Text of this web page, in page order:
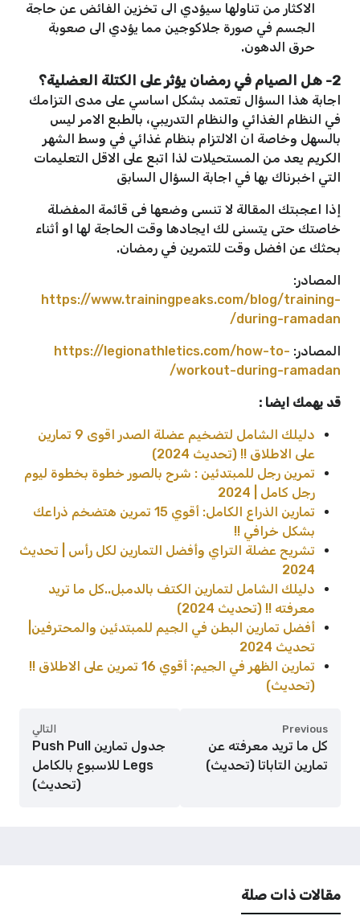
الاكثار من تناولها سيؤدي الى تخزين الفائض عن حاجة
الجسم في صورة جلاكوجين مما يؤدي الى صعوبة
حرق الدهون.
2- هل الصيام في رمضان يؤثر على الكتلة العضلية؟
اجابة هذا السؤال تعتمد بشكل اساسي على مدى التزامك
في النظام الغذائي والنظام التدريبي، بالطبع الامر ليس
بالسهل وخاصة ان الالتزام بنظام غذائي في وسط الشهر
الكريم يعد من المستحيلات لذا اتبع على الاقل التعليمات
التي اخبرناك بها في اجابة السؤال السابق
إذا اعجبتك المقالة لا تنسى وضعها فى قائمة المفضلة
خاصتك حتى يتسنى لك ايجادها وقت الحاجة لها او أثناء
بحثك عن افضل وقت للتمرين في رمضان.
المصادر:
https://www.trainingpeaks.com/blog/training-
during-ramadan/
المصادر: https://legionathletics.com/how-to-
workout-during-ramadan/
قد يهمك ايضا :
دليلك الشامل لتضخيم عضلة الصدر اقوى 9 تمارين
على الاطلاق !! (تحديث 2024)
تمرين رجل للمبتدئين : شرح بالصور خطوة بخطوة ليوم
رجل كامل | 2024
تمارين الذراع الكامل: أقوي 15 تمرين هتضخم ذراعك
بشكل خرافي !!
تشريح عضلة التراي وأفضل التمارين لكل رأس | تحديث
2024
دليلك الشامل لتمارين الكتف بالدمبل..كل ما تريد
معرفته !! (تحديث 2024)
أفضل تمارين البطن في الجيم للمبتدئين والمحترفين|
تحديث 2024
تمارين الظهر في الجيم: أقوي 16 تمرين على الاطلاق !!
(تحديث)
Previous
كل ما تريد معرفته عن
تمارين التاباتا (تحديث)
التالي
جدول تمارين Push Pull
Legs للاسبوع بالكامل
(تحديث)
مقالات ذات صلة